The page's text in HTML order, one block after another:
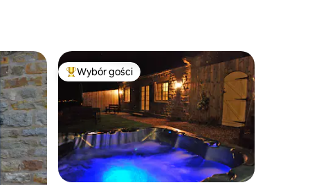
Najpopularniejsze z kategorii Wybór gości
Wybór gości